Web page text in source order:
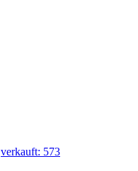
verkauft: 573